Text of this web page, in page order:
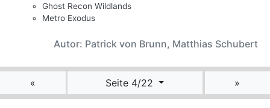
Ghost Recon Wildlands
Metro Exodus
Autor: Patrick von Brunn, Matthias Schubert
« Seite 4/22 »